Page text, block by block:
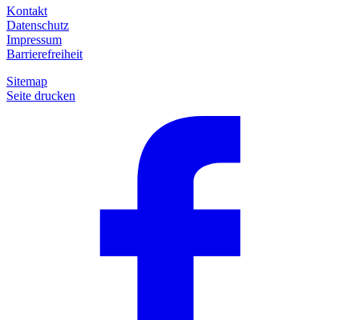
Kontakt
Datenschutz
Impressum
Barrierefreiheit
Sitemap
Seite drucken